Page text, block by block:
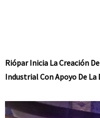
Riópar Inicia La Creación
Industrial Con Apoyo De